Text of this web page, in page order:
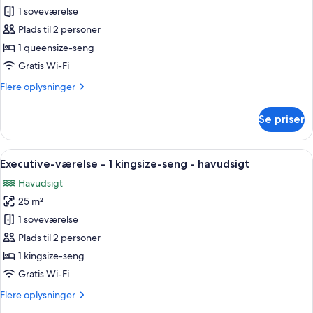
af
Suite
-
1
1 soveværelse
Plads til 2 personer
1 queensize-seng
Gratis Wi-Fi
Flere oplysninger
Flere
-
soveværelse
Se priser
Indlæs
alle
billeder
af
Executive-
værelse
-
1
seng
Et moderne hotelværelse med en
4
Executive-værelse - 1 kingsize-seng - havudsigt
Havudsigt
25 m²
1 soveværelse
Plads til 2 personer
1 kingsize-seng
Gratis Wi-Fi
Flere oplysninger
Flere